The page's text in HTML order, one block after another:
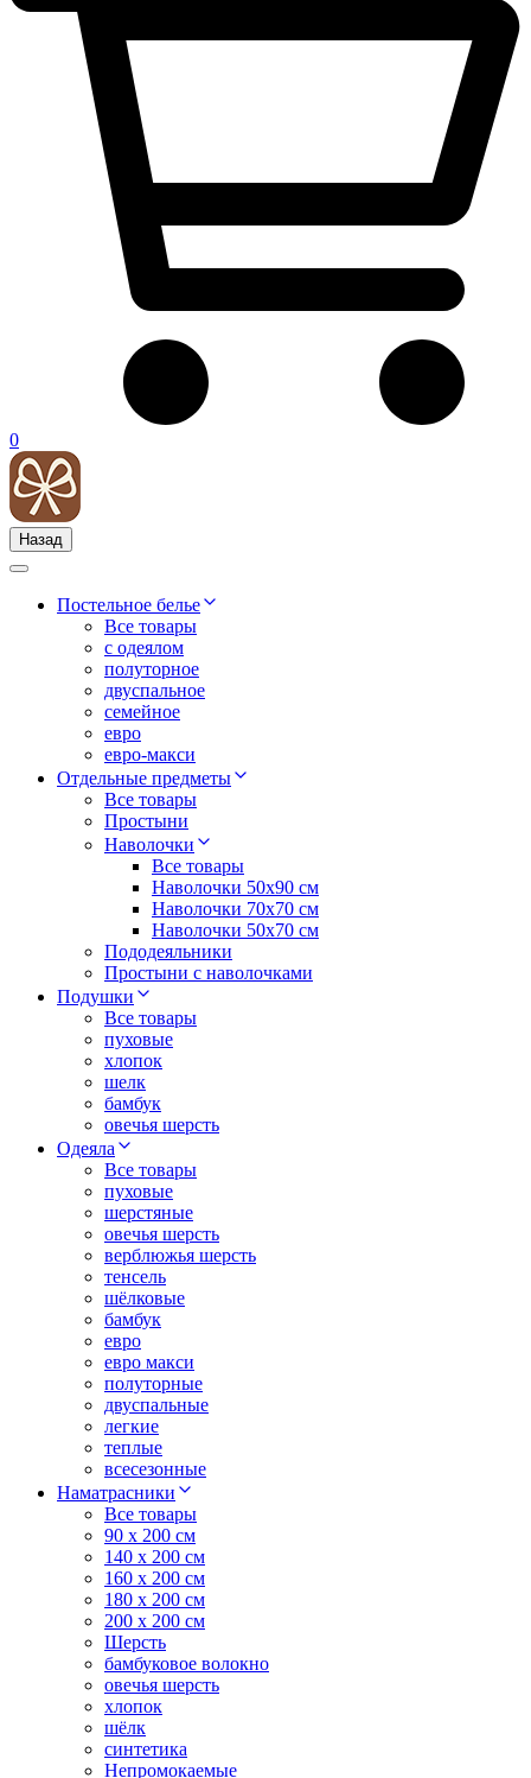
0
Назад
Постельное белье
Все товары
с одеялом
полуторное
двуспальное
семейное
евро
евро-макси
Отдельные предметы
Все товары
Простыни
Наволочки
Все товары
Наволочки 50x90 см
Наволочки 70x70 cм
Наволочки 50х70 см
Пододеяльники
Простыни с наволочками
Подушки
Все товары
пуховые
хлопок
шелк
бамбук
овечья шерсть
Одеяла
Все товары
пуховые
шерстяные
овечья шерсть
верблюжья шерсть
тенсель
шёлковые
бамбук
евро
евро макси
полуторные
двуспальные
легкие
теплые
всесезонные
Наматрасники
Все товары
90 x 200 см
140 x 200 см
160 x 200 см
180 x 200 см
200 x 200 см
Шерсть
бамбуковое волокно
овечья шерсть
хлопок
шёлк
синтетика
Непромокаемые